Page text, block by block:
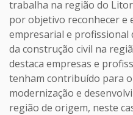
trabalha na região do
por objetivo reconhecer e
empresarial e profissional
da construção civil na
destaca empresas e
tenham contribuído para
modernização e
região de origem, neste